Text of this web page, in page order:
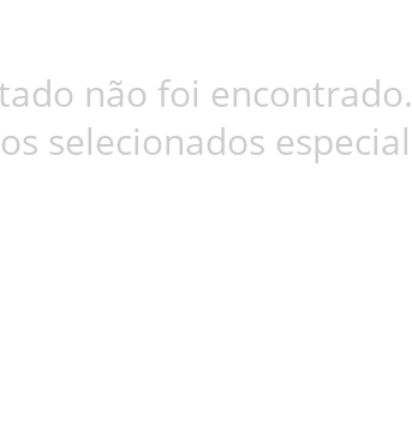
não foi encontrado.
selecionados